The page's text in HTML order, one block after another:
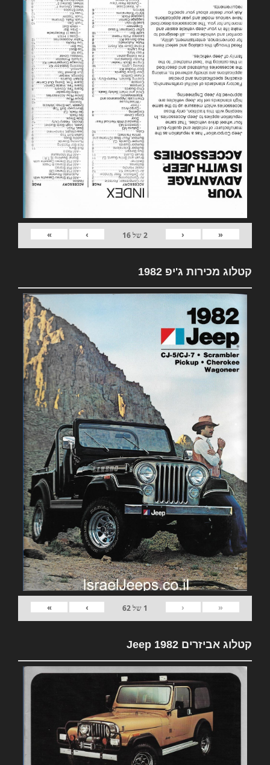
«
‹
2של16
›
»
קטלוג מכירות ג'יפ 1982
«
‹
1 של62
›
»
קטלוג אביזרים 1982 Jeep